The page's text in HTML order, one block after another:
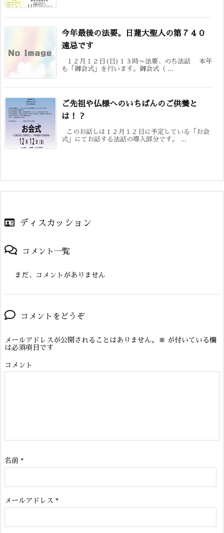
今年最後の法要。日蓮大聖人の第７４０
遠忌です
１２月１２日(日)１３時〜法要、のち法話 本年
も「御会式」を行います。御会式（ ...
ご先祖や仏様へのいちばんのご供養と
は！？
このお話しは１２月１２日に予定している「お会
式」にてお話する法話の導入部分です。 ...
ディスカッション
コメント一覧
まだ、コメントがありません
コメントをどうぞ
メールアドレスが公開されることはありません。 ※ が付いている欄
は必須項目です
コメント
名前 *
メールアドレス *